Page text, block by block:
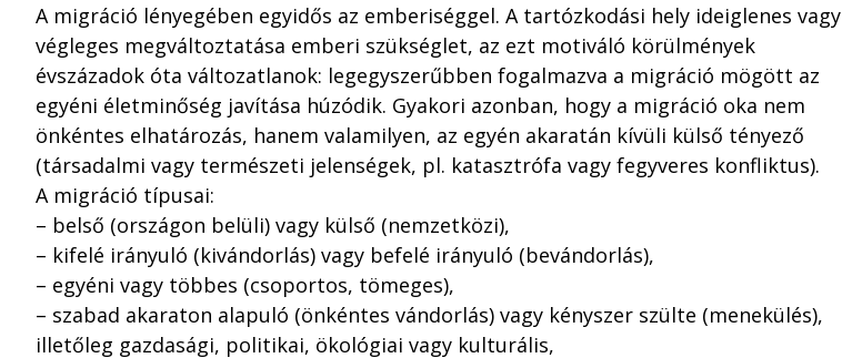
A migráció lényegében egyidős az emberiséggel. A tartózkodási hely ideiglenes vagy
végleges megváltoztatása emberi szükséglet, az ezt motiváló körülmények
évszázadok óta változatlanok: legegyszerűbben fogalmazva a migráció mögött az
egyéni életminőség javítása húzódik. Gyakori azonban, hogy a migráció oka nem
önkéntes elhatározás, hanem valamilyen, az egyén akaratán kívüli külső tényező
(társadalmi vagy természeti jelenségek, pl. katasztrófa vagy fegyveres konfliktus).
A migráció típusai:
– belső (országon belüli) vagy külső (nemzetközi),
– kifelé irányuló (kivándorlás) vagy befelé irányuló (bevándorlás),
– egyéni vagy többes (csoportos, tömeges),
– szabad akaraton alapuló (önkéntes vándorlás) vagy kényszer szülte (menekülés),
illetőleg gazdasági, politikai, ökológiai vagy kulturális,